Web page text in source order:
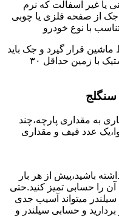
یا غیر آسفالت که نرم
جک از صفحه فلزی یا چوبی
با نوع خودرو
قرار گیرد و جک باید
خودرو را به نحوی بالا ببرد تا فاصله لاستیک با زمین حداقل ۳۰
به مقداری پارچه،چند
عدد قیف و مقداری
باشید،پیش از هر بار
را حسابی تمیز کنید.حتی
میتواند آسیب جدی
و حسابی سیلندر و